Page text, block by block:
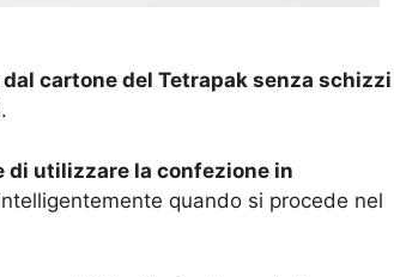
cartone del Tetrapak senza schizzi
di utilizzare la confezione in
quando si procede nel